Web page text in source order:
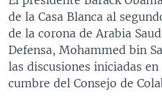
FORO [RADIO]
DEPORTIVO INTERNACIONAL
NOTA ECONÓMICA
ENTRETENIMIENTO
Idiomas
de la Casa Blanca al
de la corona de Arabia
Defensa, Mohammed bin
las discusiones iniciadas
cumbre del Consejo de